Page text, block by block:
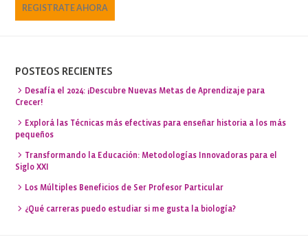
REGISTRATE AHORA
POSTEOS RECIENTES
Desafía el 2024: ¡Descubre Nuevas Metas de Aprendizaje para
Crecer!
Explorá las Técnicas más efectivas para enseñar historia a los más
pequeños
Transformando la Educación: Metodologías Innovadoras para el
Siglo XXI
Los Múltiples Beneficios de Ser Profesor Particular
¿Qué carreras puedo estudiar si me gusta la biología?